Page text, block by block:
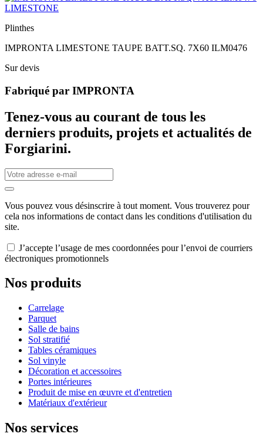
LIMESTONE
Plinthes
IMPRONTA LIMESTONE TAUPE BATT.SQ. 7X60 ILM0476
Sur devis
Fabriqué par IMPRONTA
Tenez-vous au courant de tous les
derniers produits, projets et actualités de
Forgiarini.
Vous pouvez vous désinscrire à tout moment. Vous trouverez pour
cela nos informations de contact dans les conditions d'utilisation du
site.
J’accepte l’usage de mes coordonnées pour l’envoi de courriers
électroniques promotionnels
Nos produits
Carrelage
Parquet
Salle de bains
Sol stratifié
Tables céramiques
Sol vinyle
Décoration et accessoires
Portes intérieures
Produit de mise en œuvre et d'entretien
Matériaux d'extérieur
Nos services